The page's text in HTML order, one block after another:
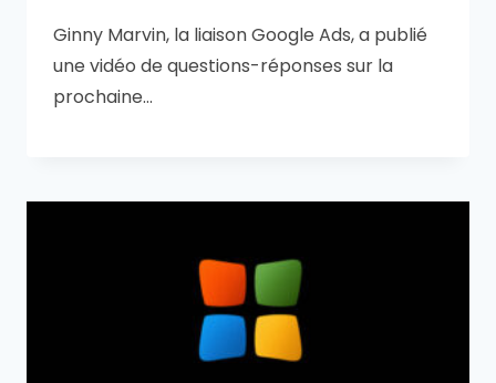
Ginny Marvin, la liaison Google Ads, a publié
une vidéo de questions-réponses sur la
prochaine…